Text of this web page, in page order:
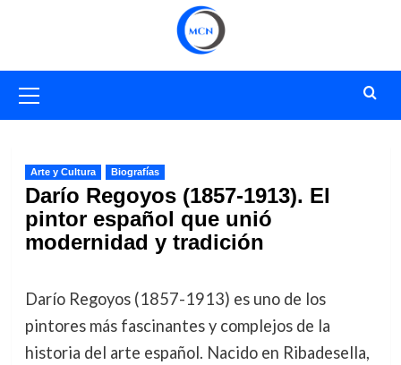
primario
Arte y Cultura Biografías
Darío Regoyos (1857-1913). El
pintor español que unió
modernidad y tradición
Darío Regoyos (1857-1913) es uno de los
pintores más fascinantes y complejos de la
historia del arte español. Nacido en Ribadesella,